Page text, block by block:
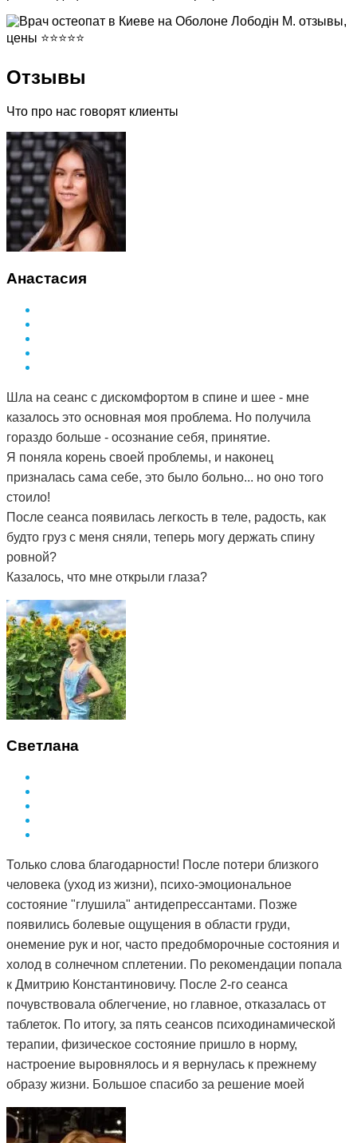
Отзывы
Что про нас говорят клиенты
Анастасия
Шла на сеанс с дискомфортом в спине и шее - мне
казалось это основная моя проблема. Но получила
гораздо больше - осознание себя, принятие.
Я поняла корень своей проблемы, и наконец
призналась сама себе, это было больно... но оно того
стоило!
После сеанса появилась легкость в теле, радость, как
будто груз с меня сняли, теперь могу держать спину
ровной?
Казалось, что мне открыли глаза?
Светлана
Только слова благодарности! После потери близкого
человека (уход из жизни), психо-эмоциональное
состояние "глушила" антидепрессантами. Позже
появились болевые ощущения в области груди,
онемение рук и ног, часто предобморочные состояния и
холод в солнечном сплетении. По рекомендации попала
к Дмитрию Константиновичу. После 2-го сеанса
почувствовала облегчение, но главное, отказалась от
таблеток. По итогу, за пять сеансов психодинамической
терапии, физическое состояние пришло в норму,
настроение выровнялось и я вернулась к прежнему
образу жизни. Большое спасибо за решение моей
проблемы и деликатный подход.